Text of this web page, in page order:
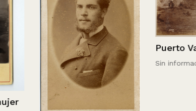
Puerto Varas
Sin información